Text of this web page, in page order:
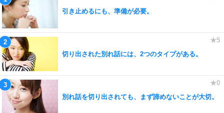
引き止めるにも、準備が必要。
切り出された別れ話には、2つのタイプがある。
別れ話を切り出されても、まず諦めないことが大切。